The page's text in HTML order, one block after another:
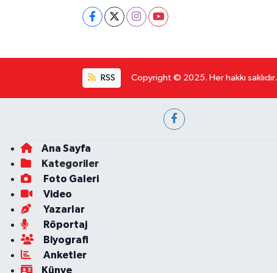
RSS Copyright © 2025. Her hakkı saklıdır.
Ana Sayfa
Kategoriler
Foto Galeri
Video
Yazarlar
Röportaj
Biyografi
Anketler
Künye